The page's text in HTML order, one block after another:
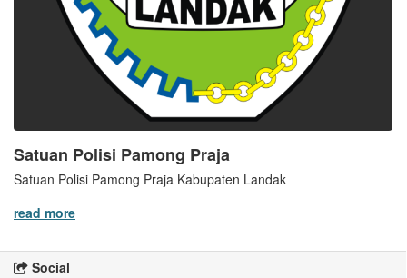
Satuan Polisi Pamong Praja
Satuan Polisi Pamong Praja Kabupaten Landak
read more
Social